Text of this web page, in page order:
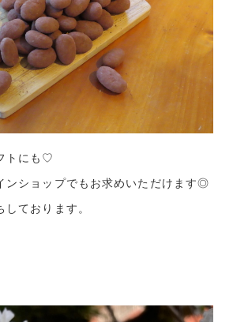
トにも♡
ンショップでもお求めいただけます◎
ております。